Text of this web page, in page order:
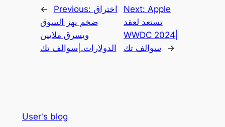
← Previous: اختراق
ضخم يهز السوق
ويسرق ملايين
الدولارات.|سوالف تك
Next: Apple
تستعد لعقد
WWDC 2024|
سوالف تك
→
User's blog